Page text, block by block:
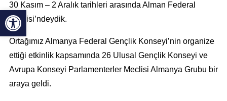
30 Kasım – 2 Aralık tarihleri arasında Alman Federal
Meclisi’ndeydik.
Ortağımız Almanya Federal Gençlik Konseyi’nin organize
ettiği etkinlik kapsamında 26 Ulusal Gençlik Konseyi ve
Avrupa Konseyi Parlamenterler Meclisi Almanya Grubu bir
araya geldi.
Open toolbar